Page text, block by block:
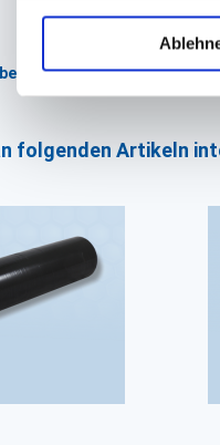
zur
folgenden Artikeln